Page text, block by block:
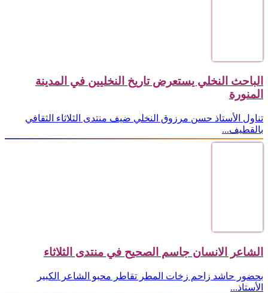
الباحث النخلي يستعرض تاريخ النخليين في المدينة
المنورة
تناول الأستاذ حسن مرزوق النخلي ضيف منتدى الثلاثاء الثقافي
بالقطيف...
الشاعر الانسان جاسم الصحيح في منتدى الثلاثاء
بحضور حاشد زاحم زخات المطر تقاطر محبو الشاعر الكبير
الأستاذ...